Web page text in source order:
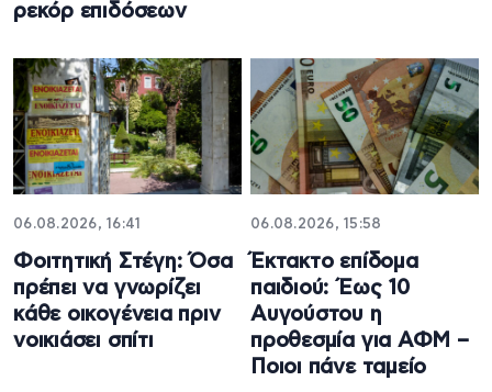
ρεκόρ επιδόσεων
06.08.2026, 16:41
Φοιτητική Στέγη: Όσα
πρέπει να γνωρίζει
κάθε οικογένεια πριν
νοικιάσει σπίτι
06.08.2026, 15:58
Έκτακτο επίδομα
παιδιού: Έως 10
Αυγούστου η
προθεσμία για ΑΦΜ –
Ποιοι πάνε ταμείο